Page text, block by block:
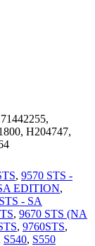
H204747,
, 9570 STS -
EDITION,
- SA
, 9670 STS (NA
, 9760STS,
S540, S550